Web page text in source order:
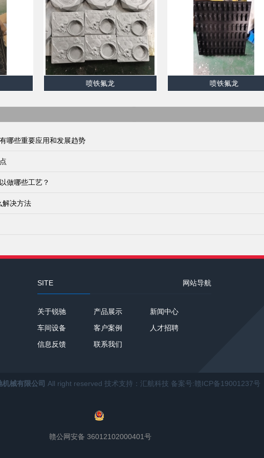
喷铁氟龙 喷铁氟龙
哪些重要应用和发展趋势
做哪些工艺？
解决方法
SITE 网站导航
关于锐驰 产品展示
新闻中心
车间设备
客户案例
人才招聘
信息反馈
联系我们
械有限公司 All right reserved 技术支持：汇航科技 备案号:赣ICP备19001237号
赣公网安备 36012102000401号